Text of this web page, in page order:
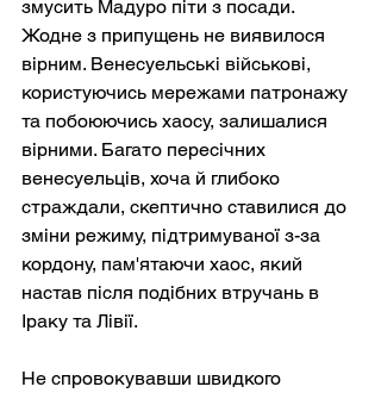
змусить Мадуро піти з посади.
Жодне з припущень не виявилося
вірним. Венесуельські військові,
користуючись мережами патронажу
та побоюючись хаосу, залишалися
вірними. Багато пересічних
венесуельців, хоча й глибоко
страждали, скептично ставилися до
зміни режиму, підтримуваної з-за
кордону, пам'ятаючи хаос, який
настав після подібних втручань в
Іраку та Лівії.
Не спровокувавши швидкого